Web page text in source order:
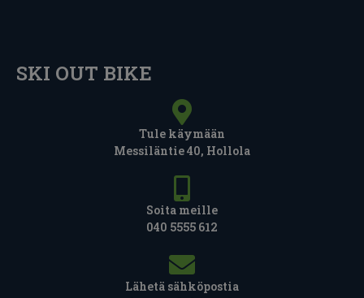
SKI OUT BIKE
Tule käymään
Messiläntie 40, Hollola
Soita meille
040 5555 612
Lähetä sähköpostia